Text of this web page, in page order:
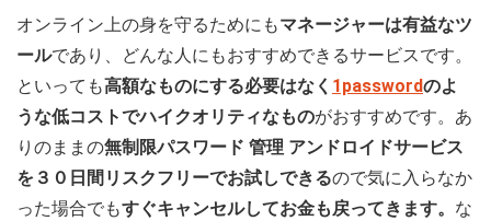
オンライン上の身を守るためにもマネージャーは有益なツ
ールであり、どんな人にもおすすめできるサービスです。
といっても高額なものにする必要はなく 1passwordのよ
うな低コストでハイクオリティなものがおすすめです。あ
りのままの無制限パスワード 管理 アンドロイドサービス
を３０日間リスクフリーでお試しできるので気に入らなか
った場合でもすぐキャンセルしてお金も戻ってきます。 な